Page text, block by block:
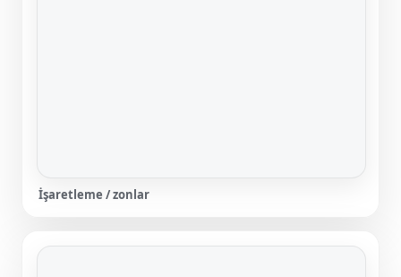
İşaretleme / zonlar